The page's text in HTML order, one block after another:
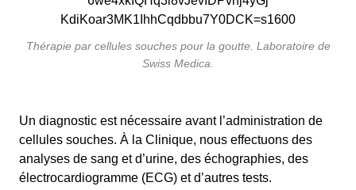
Thérapie par cellules souches pour la goutte. Laboratoire de
Swiss Medica.
Un diagnostic est nécessaire avant l’administration de
cellules souches. À la Clinique, nous effectuons des
analyses de sang et d’urine, des échographies, des
électrocardiogramme (ECG) et d’autres tests.